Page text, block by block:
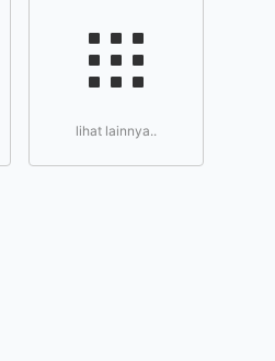
lihat lainnya..